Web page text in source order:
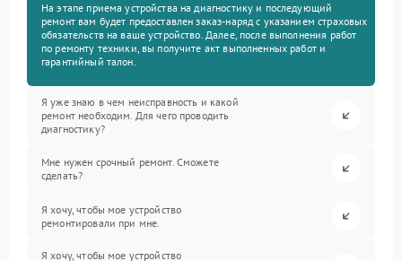
На этапе приема устройства на диагностику и последующий
ремонт вам будет предоставлен заказ-наряд с указанием страховых
обязательств на ваше устройство. Далее, после выполнения работ
по ремонту техники, вы получите акт выполненных работ и
гарантийный талон.
Я уже знаю в чем неисправность и какой
ремонт необходим. Для чего проводить
диагностику?
Мне нужен срочный ремонт. Сможете
сделать?
Я хочу, чтобы мое устройство
ремонтировали при мне.
Я хочу, чтобы мое устройство